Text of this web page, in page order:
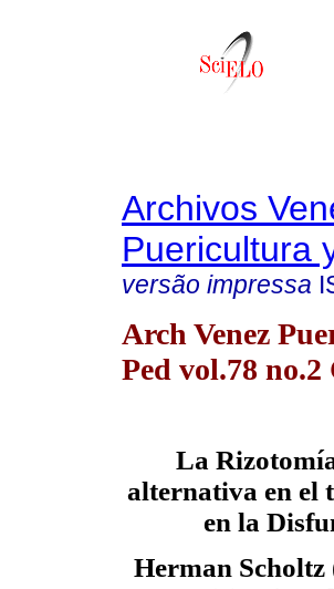
Archivos
Puericultura
versão impressa
Arch Venez
Ped vol.78
La
alternativa en el
en la
Herman